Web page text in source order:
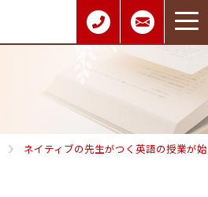
ネイティブの先生がつく英語の授業が